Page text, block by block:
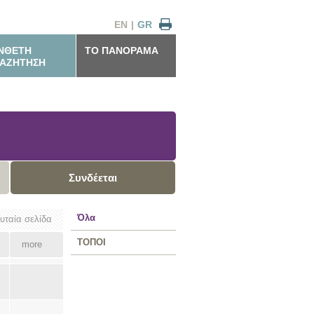
GR
|
EN
ΤΟ ΠΑΝΟΡΑΜΑ
Συνδέεται
σελίδα
more
Όλα
ΤΟΠΟΙ